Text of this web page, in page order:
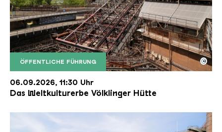
ÖFFENTLICHE FÜHRUNG
Der Erzschrägaufzug der Völklinger Hütte mit
Copyright: Weltkulturerbe Völklinger Hütte | Karl
©
06.09.2026, 11:30 Uhr
Das Weltkulturerbe Völklinger Hütte